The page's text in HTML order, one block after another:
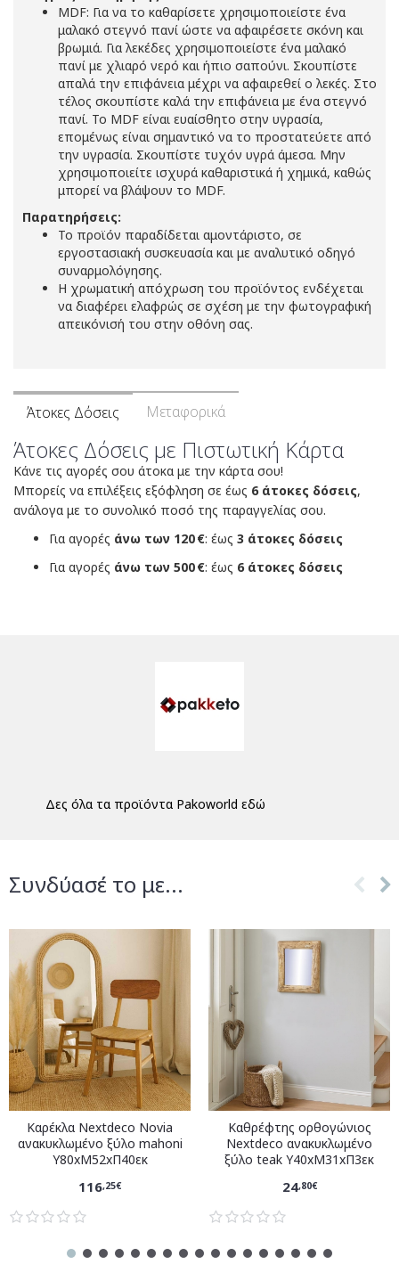
MDF: Για να το καθαρίσετε χρησιμοποιείστε ένα
μαλακό στεγνό πανί ώστε να αφαιρέσετε σκόνη και
βρωμιά. Για λεκέδες χρησιμοποιείστε ένα μαλακό
πανί με χλιαρό νερό και ήπιο σαπούνι. Σκουπίστε
απαλά την επιφάνεια μέχρι να αφαιρεθεί ο λεκές. Στο
τέλος σκουπίστε καλά την επιφάνεια με ένα στεγνό
πανί. Το MDF είναι ευαίσθητο στην υγρασία,
επομένως είναι σημαντικό να το προστατεύετε από
την υγρασία. Σκουπίστε τυχόν υγρά άμεσα. Μην
χρησιμοποιείτε ισχυρά καθαριστικά ή χημικά, καθώς
μπορεί να βλάψουν το MDF.
Παρατηρήσεις:
Το προϊόν παραδίδεται αμοντάριστο, σε
εργοστασιακή συσκευασία και με αναλυτικό οδηγό
συναρμολόγησης.
Η χρωματική απόχρωση του προϊόντος ενδέχεται
να διαφέρει ελαφρώς σε σχέση με την φωτογραφική
απεικόνισή του στην οθόνη σας.
Άτοκες Δόσεις Μεταφορικά
Άτοκες Δόσεις με Πιστωτική Κάρτα
Κάνε τις αγορές σου άτοκα με την κάρτα σου!
Μπορείς να επιλέξεις εξόφληση σε έως 6 άτοκες δόσεις,
ανάλογα με το συνολικό ποσό της παραγγελίας σου.
Για αγορές άνω των 120 €: έως 3 άτοκες δόσεις
Για αγορές άνω των 500 €: έως 6 άτοκες δόσεις
Δες όλα τα προϊόντα Pakoworld εδώ
Συνδύασέ το με...
Καρέκλα Nextdeco Novia
ανακυκλωμένο ξύλο mahoni
Υ80xM52xΠ40εκ
116,25€
Καθρέφτης ορθογώνιος
Nextdeco ανακυκλωμένο
ξύλο teak Υ40xM31xΠ3εκ
24,80€